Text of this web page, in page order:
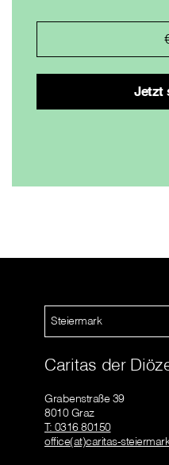
Steiermark
Caritas der
Grabenstraße 39
8010 Graz
T: 0316 80150
office(at)caritas-